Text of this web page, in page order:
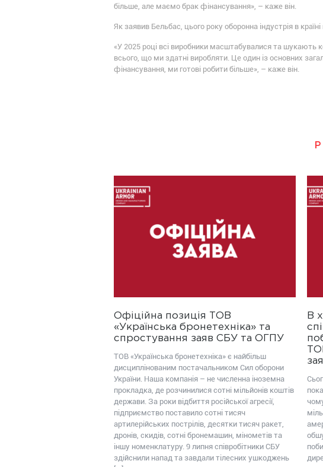
більше, але маємо брак фінансування», – каже він.
Як заявив Бельбас, цього року оборонна індустрія в
«У 2025 році всі виробники масштабувалися та шукають
всього, що ми здатні виробляти. Це один із основних
фінансування, ми готові робити більше», – каже він.
Офіційна позиція ТОВ
«Українська бронетехніка» та
спростування заяв СБУ та ОГПУ
ТОВ «Українська бронетехніка» є найбільш
дисциплінованим постачальником Сил оборони
України. Наша компанія – не численна іноземна
прокладка, де розчинилися сотні мільйонів коштів
держави. За роки відбиття російської агресії,
підприємство поставило сотні тисяч
артилерійських пострілів, десятки тисяч ракет,
дронів, скидів, сотні бронемашин, мінометів та
іншу номенклатуру. 9 липня співробітники СБУ
здійснили напад та завдали тілесних ушкоджень
В